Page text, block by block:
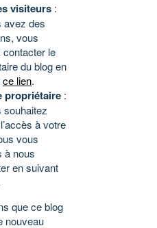
visiteurs :
avez des
vous
contacter le
du blog en
ce lien.
propriétaire :
souhaitez
à votre
vous
à nous
en suivant
que ce blog
nouveau